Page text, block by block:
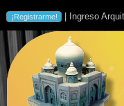
| Ingreso